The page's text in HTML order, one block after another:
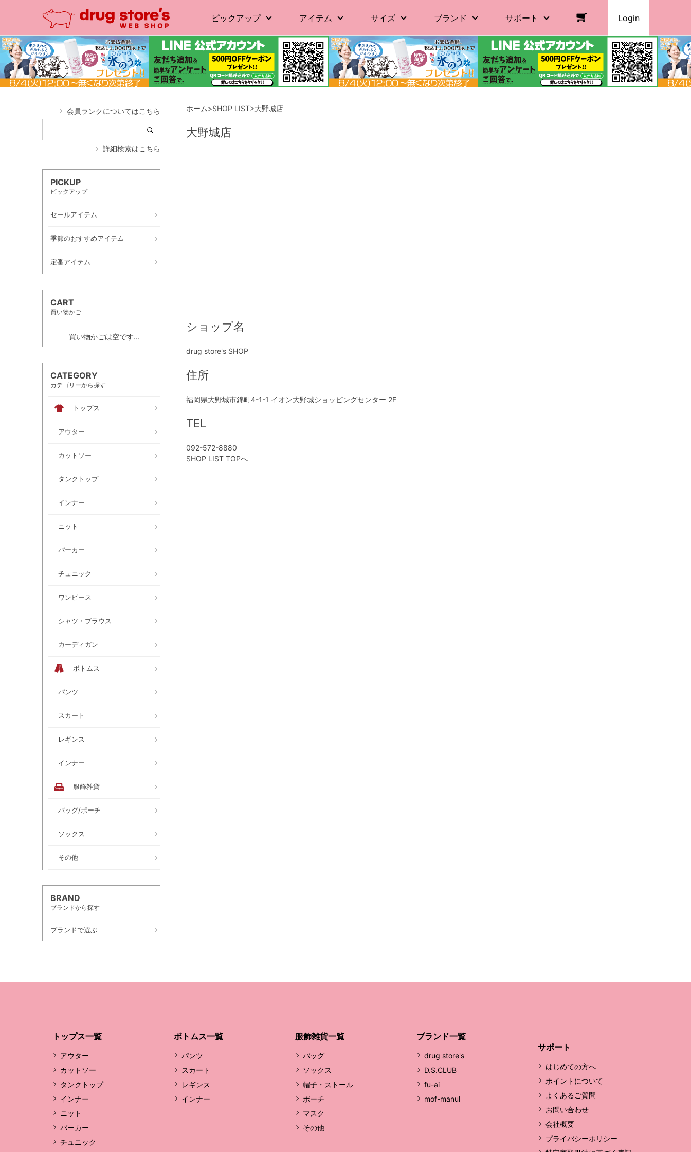
ピックアップ アイテム サイズ ブランド サポート Login
会員ランクについてはこちら
詳細検索はこちら
PICKUP
ピックアップ
セールアイテム
季節のおすすめアイテム
定番アイテム
CART
買い物かご
買い物かごは空です...
CATEGORY
カテゴリーから探す
トップス
アウター
カットソー
タンクトップ
インナー
ニット
パーカー
チュニック
ワンピース
シャツ・ブラウス
カーディガン
ボトムス
パンツ
スカート
レギンス
インナー
服飾雑貨
バッグ/ポーチ
ソックス
その他
BRAND
ブランドから探す
ブランドで選ぶ
ホーム>SHOP LIST>大野城店
大野城店
ショップ名
drug store's SHOP
住所
福岡県大野城市錦町4-1-1 イオン大野城ショッピングセンター 2F
TEL
092-572-8880
SHOP LIST TOPへ
トップス一覧
アウター
カットソー
タンクトップ
インナー
ニット
パーカー
チュニック
ボトムス一覧
パンツ
スカート
レギンス
インナー
服飾雑貨一覧
バッグ
ソックス
帽子・ストール
ポーチ
マスク
その他
ブランド一覧
drug store's
D.S.CLUB
fu-ai
mof-manul
サポート
はじめての方へ
ポイントについて
よくあるご質問
お問い合わせ
会社概要
プライバシーポリシー